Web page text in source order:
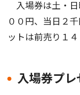
入場券は土・日
００円、当日２
ットは前売り１
入場券プレ